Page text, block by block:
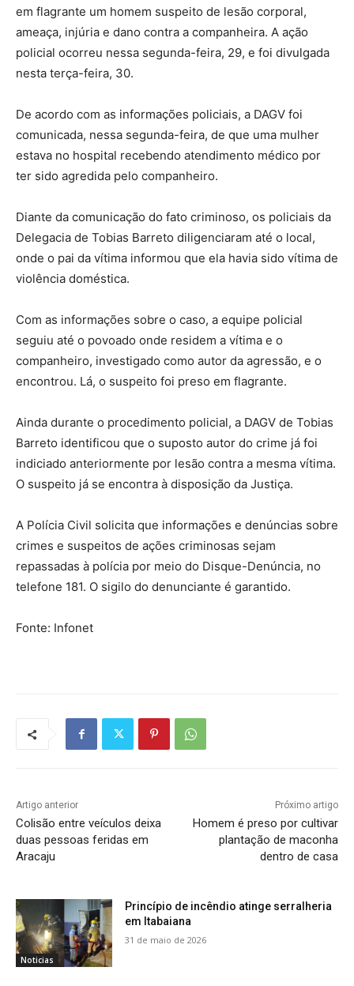
em flagrante um homem suspeito de lesão corporal,
ameaça, injúria e dano contra a companheira. A ação
policial ocorreu nessa segunda-feira, 29, e foi divulgada
nesta terça-feira, 30.
De acordo com as informações policiais, a DAGV foi
comunicada, nessa segunda-feira, de que uma mulher
estava no hospital recebendo atendimento médico por
ter sido agredida pelo companheiro.
Diante da comunicação do fato criminoso, os policiais da
Delegacia de Tobias Barreto diligenciaram até o local,
onde o pai da vítima informou que ela havia sido vítima de
violência doméstica.
Com as informações sobre o caso, a equipe policial
seguiu até o povoado onde residem a vítima e o
companheiro, investigado como autor da agressão, e o
encontrou. Lá, o suspeito foi preso em flagrante.
Ainda durante o procedimento policial, a DAGV de Tobias
Barreto identificou que o suposto autor do crime já foi
indiciado anteriormente por lesão contra a mesma vítima.
O suspeito já se encontra à disposição da Justiça.
A Polícia Civil solicita que informações e denúncias sobre
crimes e suspeitos de ações criminosas sejam
repassadas à polícia por meio do Disque-Denúncia, no
telefone 181. O sigilo do denunciante é garantido.
Fonte: Infonet
Artigo anterior
Colisão entre veículos deixa
duas pessoas feridas em
Aracaju
Próximo artigo
Homem é preso por cultivar
plantação de maconha
dentro de casa
Noticias
Princípio de incêndio atinge serralheria
em Itabaiana
31 de maio de 2026